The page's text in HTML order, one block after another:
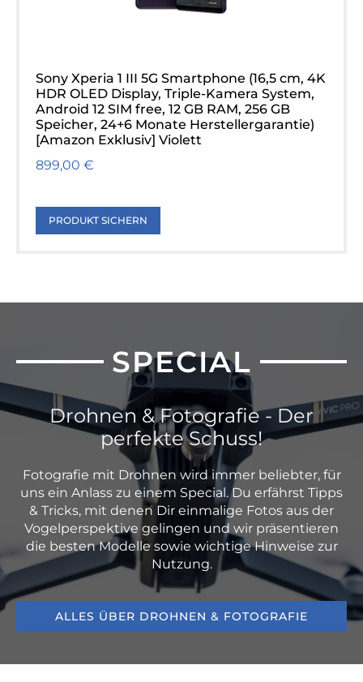
Sony Xperia 1 III 5G Smartphone (16,5 cm, 4K
HDR OLED Display, Triple-Kamera System,
Android 12 SIM free, 12 GB RAM, 256 GB
Speicher, 24+6 Monate Herstellergarantie)
[Amazon Exklusiv] Violett
899,00 €
PRODUKT SICHERN
SPECIAL
Drohnen & Fotografie - Der
perfekte Schuss!
Fotografie mit Drohnen wird immer beliebter, für
uns ein Anlass zu einem Special. Du erfährst Tipps
& Tricks, mit denen Dir einmalige Fotos aus der
Vogelperspektive gelingen und wir präsentieren
die besten Modelle sowie wichtige Hinweise zur
Nutzung.
ALLES ÜBER DROHNEN & FOTOGRAFIE